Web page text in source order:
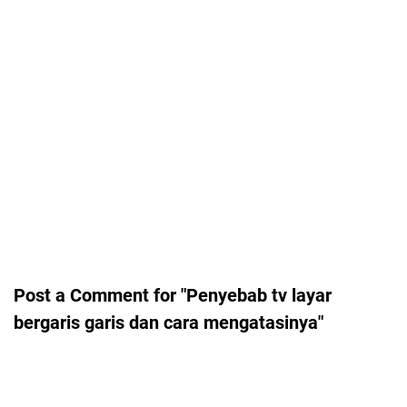
Post a Comment for "Penyebab tv layar
bergaris garis dan cara mengatasinya"